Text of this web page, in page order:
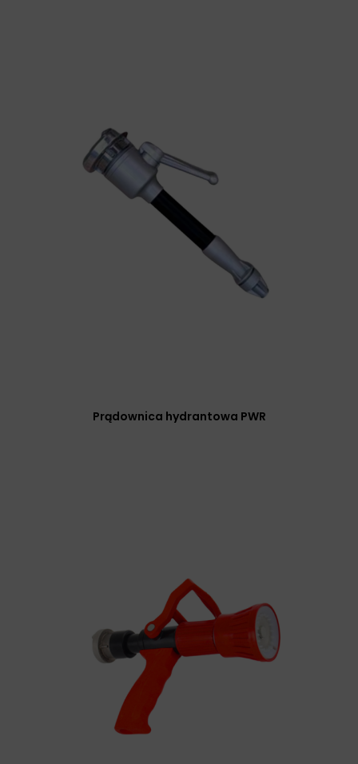
Prądownica hydrantowa PWR